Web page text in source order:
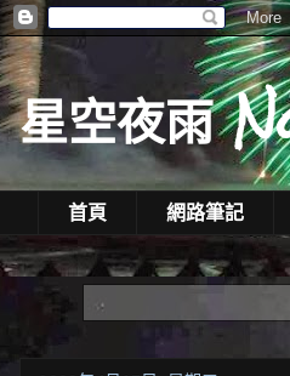
星空夜雨
首頁 網路筆記